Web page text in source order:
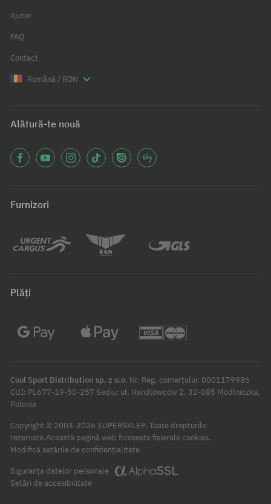
Ajutor
FAQ
Contact
Română / RON
Alătură-te nouă
Furnizori
Plăți
Cool Sport Distribution sp. z o.o. Nr. Reg. comerțului: 0001179986
CUI: PL677-19-50-257 Sediu: ul. Handlowców 2, 32-085 Modlniczka,
Polonia
Copyright © 2003-2026 SUPERSKLEP. Toate drepturile
rezervate.Această pagină web folosește fișierele cookies.
Modifică setările de confidențialitate
Siguranța datelor personale
Setări de accesibilitate